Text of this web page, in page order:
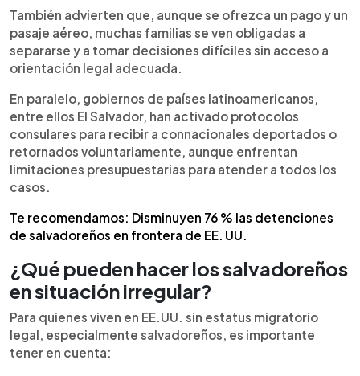
También advierten que, aunque se ofrezca un pago y un
pasaje aéreo, muchas familias se ven obligadas a
separarse y a tomar decisiones difíciles sin acceso a
orientación legal adecuada.
En paralelo, gobiernos de países latinoamericanos,
entre ellos El Salvador, han activado protocolos
consulares para recibir a connacionales deportados o
retornados voluntariamente, aunque enfrentan
limitaciones presupuestarias para atender a todos los
casos.
Te recomendamos: Disminuyen 76 % las detenciones
de salvadoreños en frontera de EE. UU.
¿Qué pueden hacer los salvadoreños
en situación irregular?
Para quienes viven en EE.UU. sin estatus migratorio
legal, especialmente salvadoreños, es importante
tener en cuenta: